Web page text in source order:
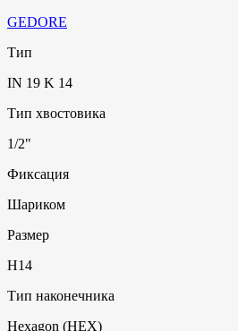
GEDORE
Тип
IN 19 K 14
Тип хвостовика
1/2"
Фиксация
Шариком
Размер
H14
Тип наконечника
Hexagon (HEX)